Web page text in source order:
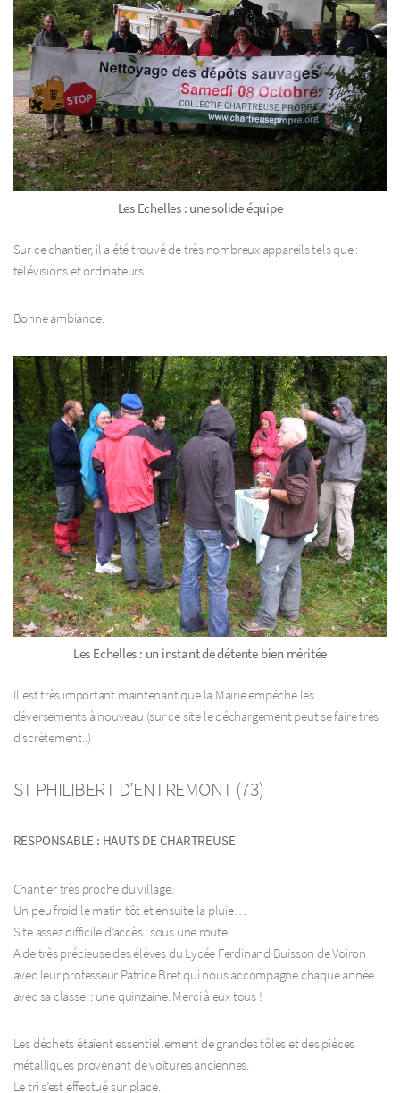
Les Echelles : une solide équipe
Sur ce chantier, il a été trouvé de très nombreux appareils tels que :
télévisions et ordinateurs.
Bonne ambiance.
Les Echelles : un instant de détente bien méritée
Il est très important maintenant que la Mairie empêche les
déversements à nouveau (sur ce site le déchargement peut se faire très
discrètement..)
ST PHILIBERT D’ENTREMONT (73)
RESPONSABLE : HAUTS DE CHARTREUSE
Chantier très proche du village.
Un peu froid le matin tôt et ensuite la pluie…
Site assez difficile d’accès : sous une route
Aide très précieuse des élèves du Lycée Ferdinand Buisson de Voiron
avec leur professeur Patrice Bret qui nous accompagne chaque année
avec sa classe. : une quinzaine. Merci à eux tous !
Les déchets étaient essentiellement de grandes tôles et des pièces
métalliques provenant de voitures anciennes.
Le tri s’est effectué sur place.